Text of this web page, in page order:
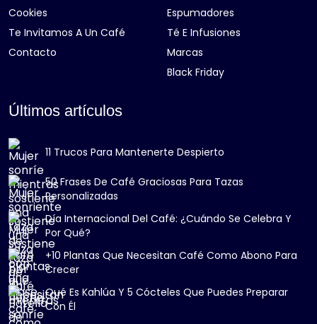
Cookies
Te Invitamos A Un Café
Contacto
Espumadores
Té E Infusiones
Marcas
Black Friday
Últimos artículos
11 Trucos Para Mantenerte Despierto
50 Frases De Café Graciosas Para Tazas
Personalizadas
Día Internacional Del Café: ¿Cuándo Se Celebra Y
Por Qué?
+10 Plantas Que Necesitan Café Como Abono Para
Crecer
Qué Es Kahlúa Y 5 Cócteles Que Puedes Preparar
Con Él